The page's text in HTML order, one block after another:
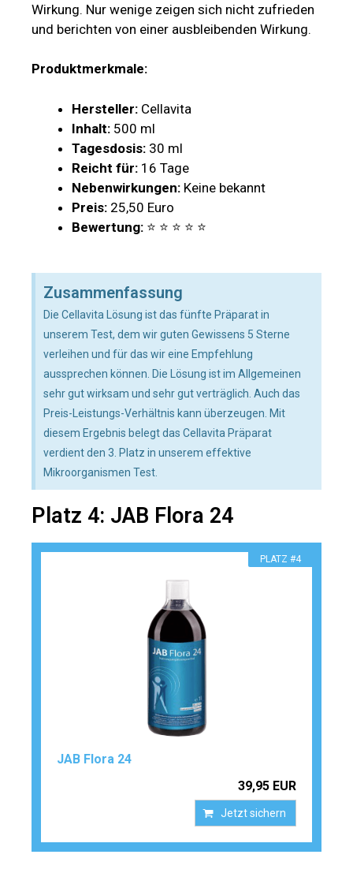
Wirkung. Nur wenige zeigen sich nicht zufrieden
und berichten von einer ausbleibenden Wirkung.
Produktmerkmale:
Hersteller: Cellavita
Inhalt: 500 ml
Tagesdosis: 30 ml
Reicht für: 16 Tage
Nebenwirkungen: Keine bekannt
Preis: 25,50 Euro
Bewertung: ⭐ ⭐ ⭐ ⭐ ⭐
Zusammenfassung
Die Cellavita Lösung ist das fünfte Präparat in
unserem Test, dem wir guten Gewissens 5 Sterne
verleihen und für das wir eine Empfehlung
aussprechen können. Die Lösung ist im Allgemeinen
sehr gut wirksam und sehr gut verträglich. Auch das
Preis-Leistungs-Verhältnis kann überzeugen. Mit
diesem Ergebnis belegt das Cellavita Präparat
verdient den 3. Platz in unserem effektive
Mikroorganismen Test.
Platz 4: JAB Flora 24
PLATZ #4
JAB Flora 24
39,95 EUR
Jetzt sichern